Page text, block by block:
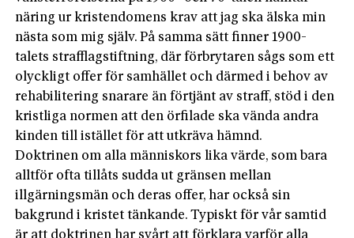
näring ur kristendomens krav att jag ska älska min
nästa som mig själv. På samma sätt finner 1900-
talets strafflagstiftning, där förbrytaren sågs som ett
olyckligt offer för samhället och därmed i behov av
rehabilitering snarare än förtjänt av straff, stöd i den
kristliga normen att den örfilade ska vända andra
kinden till istället för att utkräva hämnd.
Doktrinen om alla människors lika värde, som bara
alltför ofta tillåts sudda ut gränsen mellan
illgärningsmän och deras offer, har också sin
bakgrund i kristet tänkande. Typiskt för vår samtid
är att doktrinen har svårt att förklara varför alla